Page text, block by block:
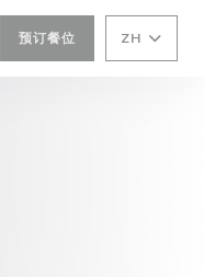
预订餐位 ZH